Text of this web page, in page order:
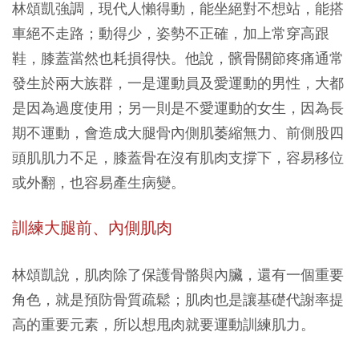
林頌凱強調，現代人懶得動，能坐絕對不想站，能搭
車絕不走路；動得少，姿勢不正確，加上常穿高跟
鞋，膝蓋當然也耗損得快。他說，髕骨關節疼痛通常
發生於兩大族群，一是運動員及愛運動的男性，大都
是因為過度使用；另一則是不愛運動的女生，因為長
期不運動，會造成大腿骨內側肌萎縮無力、前側股四
頭肌肌力不足，膝蓋骨在沒有肌肉支撐下，容易移位
或外翻，也容易產生病變。
訓練大腿前、內側肌肉
林頌凱說，肌肉除了保護骨骼與內臟，還有一個重要
角色，就是預防骨質疏鬆；肌肉也是讓基礎代謝率提
高的重要元素，所以想甩肉就要運動訓練肌力。